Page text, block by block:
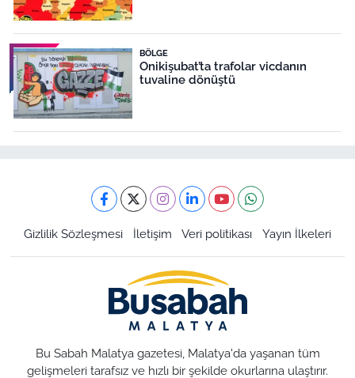
BÖLGE
Onikişubat’ta trafolar vicdanın
tuvaline dönüştü
Gizlilik Sözleşmesi İletişim Veri politikası Yayın İlkeleri
Bu Sabah Malatya gazetesi, Malatya'da yaşanan tüm
gelişmeleri tarafsız ve hızlı bir şekilde okurlarına ulaştırır.